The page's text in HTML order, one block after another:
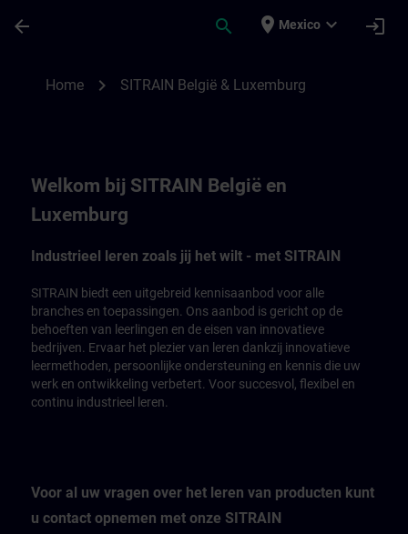
arrow_back search place Mexico expand_more login
Home chevron_right SITRAIN België & Luxemburg
Welkom bij SITRAIN België en
Luxemburg
Industrieel leren zoals jij het wilt - met SITRAIN
SITRAIN biedt een uitgebreid kennisaanbod voor alle
branches en toepassingen. Ons aanbod is gericht op de
behoeften van leerlingen en de eisen van innovatieve
bedrijven. Ervaar het plezier van leren dankzij innovatieve
leermethoden, persoonlijke ondersteuning en kennis die uw
werk en ontwikkeling verbetert. Voor succesvol, flexibel en
continu industrieel leren.
Voor al uw vragen over het leren van producten kunt
u contact opnemen met onze SITRAIN